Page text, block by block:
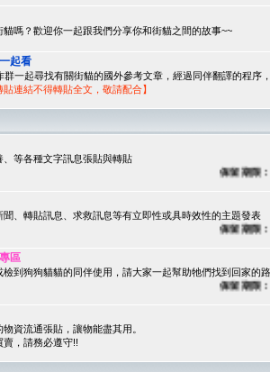
貓嗎？歡迎你一起跟我們分享你和街貓之間的故事~~
起看
群一起尋找有關街貓的國外參考文章，經過同伴翻譯的程序
連結不得轉貼全文，敬請配合】
、等各種文字訊息張貼與轉貼
保留期限：60
聞、轉貼訊息、求救訊息等有立即性或具時效性的主題發表
保留期限：45
區
檢到狗狗貓貓的同伴使用，請大家一起幫助牠們找到回家的
保留期限：60
物資流通張貼，讓物能盡其用。
賣，請務必遵守!!